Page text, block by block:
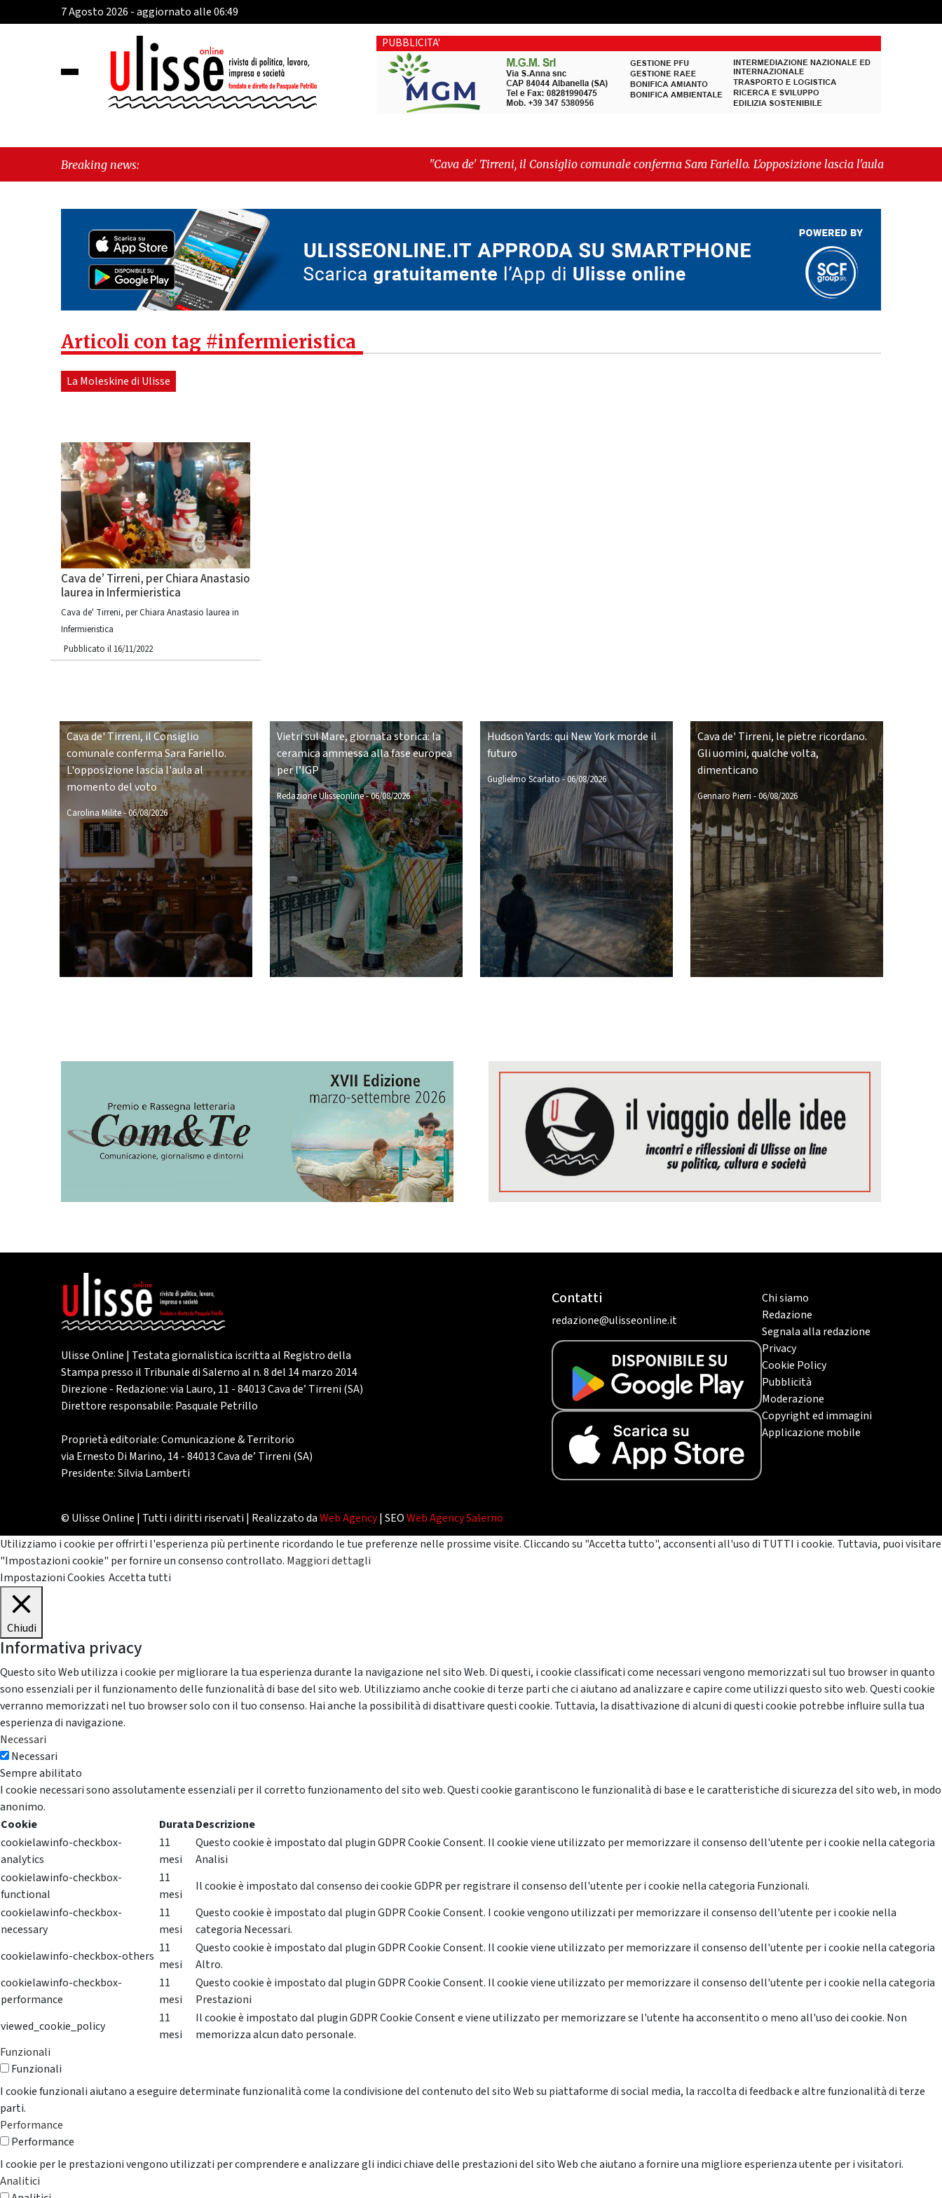
7 Agosto 2026 - aggiornato alle 06:49
PUBBLICITA'
Breaking news:
"Cava de' Tirreni, il Consiglio comunale conferma Sara Fariello. L'opposizione lascia l'aula al momento
del voto" -"Vietri sul Mare, giornata storica: la ceramica ammessa alla fase europea per l’IGP"
Articoli con tag #infermieristica
La Moleskine di Ulisse
Cava de’ Tirreni, per Chiara Anastasio
laurea in Infermieristica
Cava de' Tirreni, per Chiara Anastasio laurea in
Infermieristica
Pubblicato il 16/11/2022
Cava de' Tirreni, il Consiglio
comunale conferma Sara Fariello.
L'opposizione lascia l'aula al
momento del voto
Carolina Milite-06/08/2026
Vietri sul Mare, giornata storica: la
ceramica ammessa alla fase europea
per l’IGP
Redazione Ulisseonline-06/08/2026
Hudson Yards: qui New York morde il
futuro
Guglielmo Scarlato-06/08/2026
Cava de' Tirreni, le pietre ricordano.
Gli uomini, qualche volta,
dimenticano
Gennaro Pierri -06/08/2026
Ulisse Online | Testata giornalistica iscritta al Registro della
Stampa presso il Tribunale di Salerno al n. 8 del 14 marzo 2014
Direzione - Redazione: via Lauro, 11 - 84013 Cava de’ Tirreni (SA)
Direttore responsabile: Pasquale Petrillo
Proprietà editoriale: Comunicazione & Territorio
via Ernesto Di Marino, 14 - 84013 Cava de’ Tirreni (SA)
Presidente: Silvia Lamberti
Contatti
redazione@ulisseonline.it
Chi siamo
Redazione
Segnala alla redazione
Privacy
Cookie Policy
Pubblicità
Moderazione
Copyright ed immagini
Applicazione mobile
© Ulisse Online | Tutti i diritti riservati | Realizzato daWeb Agency| SEOWeb Agency Salerno
Utilizziamo i cookie per offrirti l'esperienza più pertinente ricordando le tue preferenze nelle prossime visite. Cliccando su "Accetta tutto", acconsenti all'uso di TUTTI i cookie. Tuttavia, puoi visitare
"Impostazioni cookie" per fornire un consenso controllato. Maggiori dettagli
Impostazioni Cookies Accetta tutti
Chiudi
Informativa privacy
Questo sito Web utilizza i cookie per migliorare la tua esperienza durante la navigazione nel sito Web. Di questi, i cookie classificati come necessari vengono memorizzati sul tuo browser in quanto
sono essenziali per il funzionamento delle funzionalità di base del sito web. Utilizziamo anche cookie di terze parti che ci aiutano ad analizzare e capire come utilizzi questo sito web. Questi cookie
verranno memorizzati nel tuo browser solo con il tuo consenso. Hai anche la possibilità di disattivare questi cookie. Tuttavia, la disattivazione di alcuni di questi cookie potrebbe influire sulla tua
esperienza di navigazione.
Necessari
Necessari
Sempre abilitato
I cookie necessari sono assolutamente essenziali per il corretto funzionamento del sito web. Questi cookie garantiscono le funzionalità di base e le caratteristiche di sicurezza del sito web, in modo
anonimo.
Cookie
DurataDescrizione
cookielawinfo-checkbox-
analytics
11
mesi
Questo cookie è impostato dal plugin GDPR Cookie Consent. Il cookie viene utilizzato per memorizzare il consenso dell'utente per i cookie nella categoria
Analisi
cookielawinfo-checkbox-
functional
11
mesi
Il cookie è impostato dal consenso dei cookie GDPR per registrare il consenso dell'utente per i cookie nella categoria Funzionali.
cookielawinfo-checkbox-
necessary
11
mesi
Questo cookie è impostato dal plugin GDPR Cookie Consent. I cookie vengono utilizzati per memorizzare il consenso dell'utente per i cookie nella
categoria Necessari.
cookielawinfo-checkbox-others
11
mesi
Questo cookie è impostato dal plugin GDPR Cookie Consent. Il cookie viene utilizzato per memorizzare il consenso dell'utente per i cookie nella categoria
Altro.
cookielawinfo-checkbox-
performance
11
mesi
Questo cookie è impostato dal plugin GDPR Cookie Consent. Il cookie viene utilizzato per memorizzare il consenso dell'utente per i cookie nella categoria
Prestazioni
viewed_cookie_policy
11
mesi
Il cookie è impostato dal plugin GDPR Cookie Consent e viene utilizzato per memorizzare se l'utente ha acconsentito o meno all'uso dei cookie. Non
memorizza alcun dato personale.
Funzionali
Funzionali
I cookie funzionali aiutano a eseguire determinate funzionalità come la condivisione del contenuto del sito Web su piattaforme di social media, la raccolta di feedback e altre funzionalità di terze
parti.
Performance
Performance
I cookie per le prestazioni vengono utilizzati per comprendere e analizzare gli indici chiave delle prestazioni del sito Web che aiutano a fornire una migliore esperienza utente per i visitatori.
Analitici